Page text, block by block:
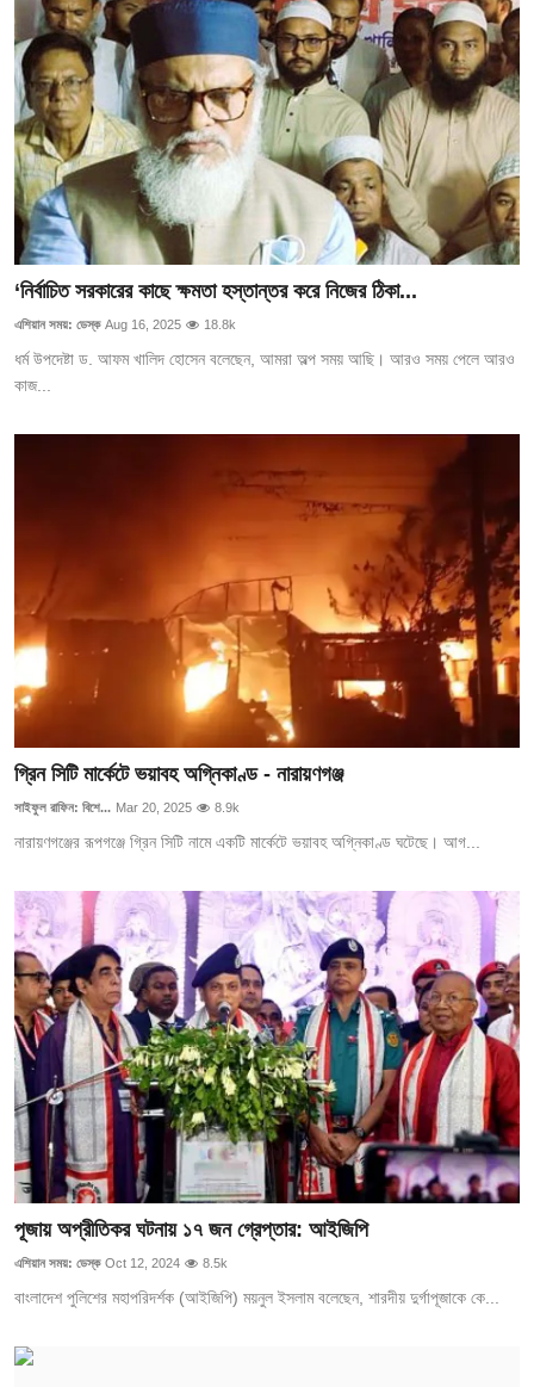
‘নির্বাচিত সরকারের কাছে ক্ষমতা হস্তান্তর করে নিজের ঠিকা...
এশিয়ান সময়: ডেস্ক Aug 16, 2025 18.8k
ধর্ম উপদেষ্টা ড. আফম খালিদ হোসেন বলেছেন, আমরা অল্প সময় আছি। আরও সময় পেলে আরও
কাজ...
গ্রিন সিটি মার্কেটে ভয়াবহ অগ্নিকাণ্ড - নারায়ণগঞ্জ
সাইফুল রাফিন: বিশে... Mar 20, 2025 8.9k
নারায়ণগঞ্জের রূপগঞ্জে গ্রিন সিটি নামে একটি মার্কেটে ভয়াবহ অগ্নিকাণ্ড ঘটেছে। আগ...
পূজায় অপ্রীতিকর ঘটনায় ১৭ জন গ্রেপ্তার: আইজিপি
এশিয়ান সময়: ডেস্ক Oct 12, 2024 8.5k
বাংলাদেশ পুলিশের মহাপরিদর্শক (আইজিপি) ময়নুল ইসলাম বলেছেন, শারদীয় দুর্গাপূজাকে কে...